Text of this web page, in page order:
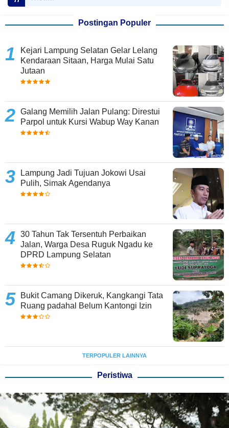
Postingan Populer
Kejari Lampung Selatan Gelar Lelang
Kendaraan Sitaan, Harga Mulai Satu
Jutaan
Galang Memilih Jalan Pulang: Direstui
Parpol untuk Kursi Wabup Way Kanan
Lampung Jadi Tujuan Jokowi Usai
Pulih, Simak Agendanya
30 Tahun Tak Tersentuh Perbaikan
Jalan, Warga Desa Ruguk Ngadu ke
DPRD Lampung Selatan
Bukit Camang Dikeruk, Kangkangi Tata
Ruang padahal Belum Kantongi Izin
TERPOPULER LAINNYA
Peristiwa